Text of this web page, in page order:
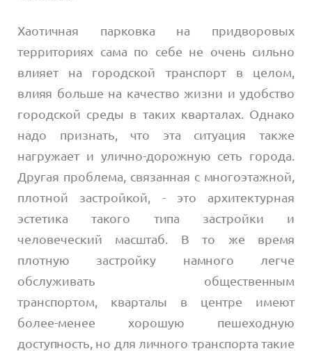
Хаотичная парковка на придворовых
территориях сама по себе не очень сильно
влияет на городской транспорт в целом,
влияя больше на качество жизни и удобство
городской среды в таких кварталах. Однако
надо признать, что эта ситуация также
нагружает и улично-дорожную сеть города.
Другая проблема, связанная с многоэтажной,
плотной застройкой, - это архитектурная
эстетика такого типа застройки и
человеческий масштаб. В то же время
плотную застройку намного легче
обслуживать общественным
транспортом, кварталы в центре имеют
более-менее хорошую пешеходную
доступность, но для личного транспорта такие